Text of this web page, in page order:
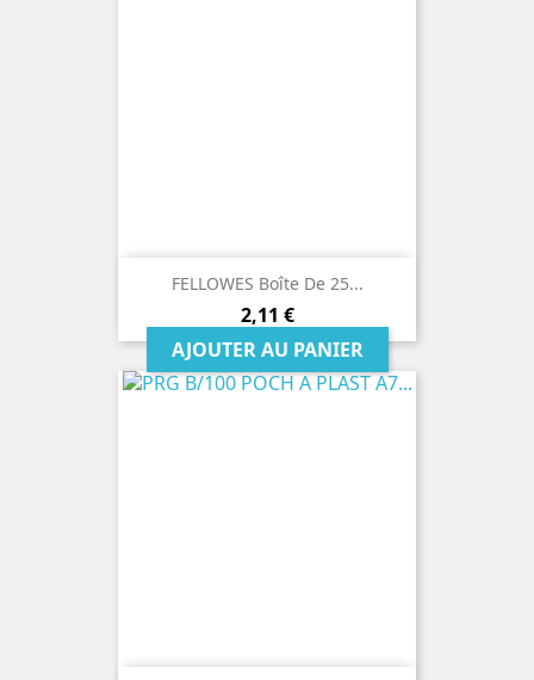
FELLOWES Boîte De 25...
Prix
2,11 €
AJOUTER AU PANIER